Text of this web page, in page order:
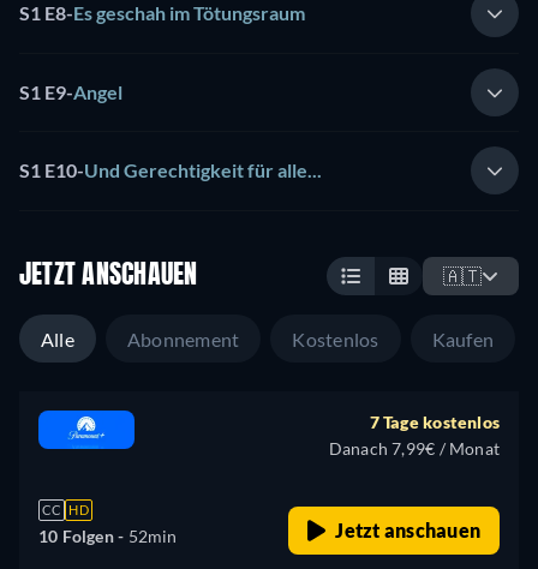
S1 E8-Es geschah im Tötungsraum
S1 E9-Angel
S1 E10-Und Gerechtigkeit für alle...
JETZT ANSCHAUEN 🇦🇹
Alle Abonnement Kostenlos Kaufen
CC HD
10 Folgen - 52min
7 Tage kostenlos
Danach 7,99€ / Monat
Jetzt anschauen